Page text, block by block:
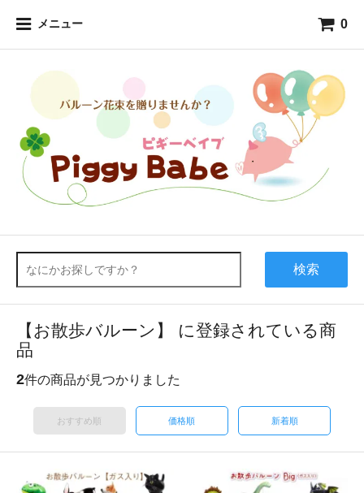
メニュー 0
検索
【お散歩バルーン】 に登録されている商
品
2件の商品が見つかりました
おすすめ順 価格順 新着順